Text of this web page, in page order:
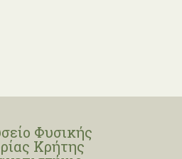
Φυσικής
Κρήτης